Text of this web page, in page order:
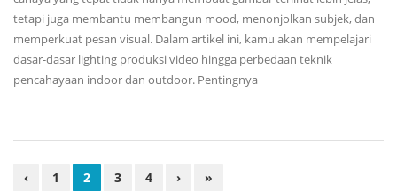
tetapi juga membantu membangun mood, menonjolkan subjek, dan
memperkuat pesan visual. Dalam artikel ini, kamu akan mempelajari
dasar-dasar lighting produksi video hingga perbedaan teknik
pencahayaan indoor dan outdoor. Pentingnya
‹ 1 2 3 4 ›
»